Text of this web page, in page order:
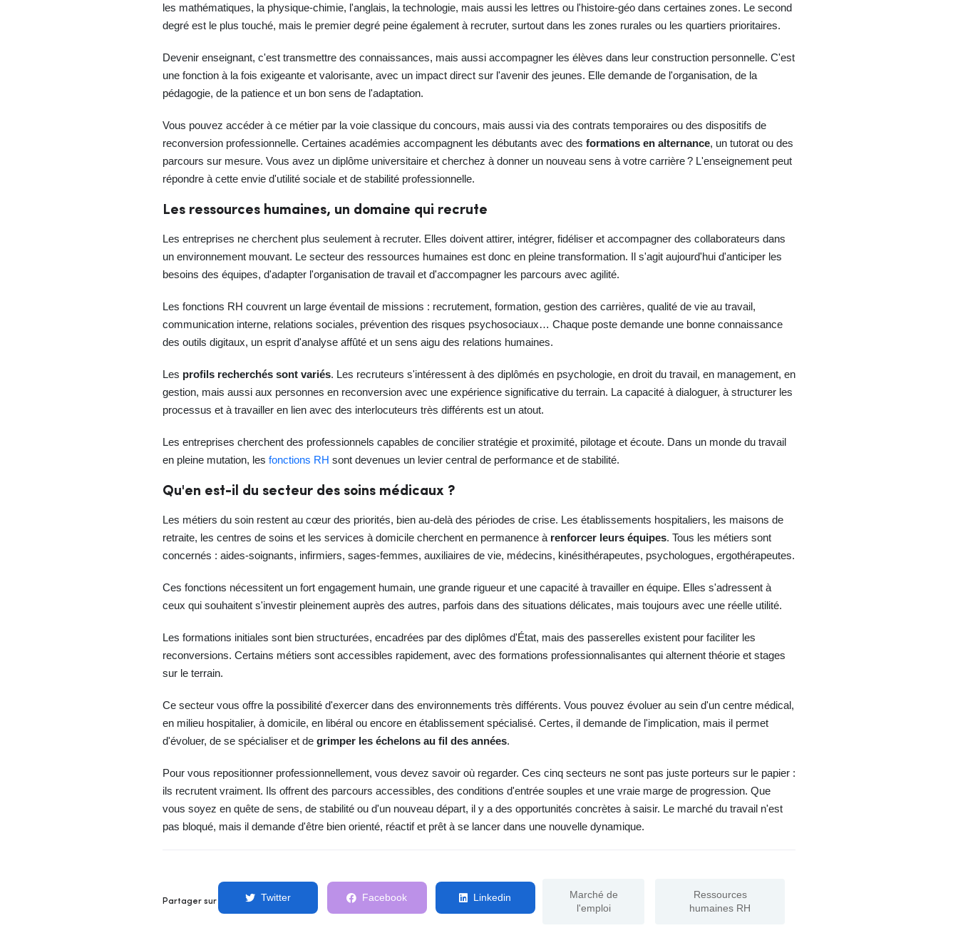
les mathématiques, la physique-chimie, l'anglais, la technologie, mais aussi les lettres ou l'histoire-géo dans certaines zones. Le second
degré est le plus touché, mais le premier degré peine également à recruter, surtout dans les zones rurales ou les quartiers prioritaires.
Devenir enseignant, c'est transmettre des connaissances, mais aussi accompagner les élèves dans leur construction personnelle. C'est
une fonction à la fois exigeante et valorisante, avec un impact direct sur l'avenir des jeunes. Elle demande de l'organisation, de la
pédagogie, de la patience et un bon sens de l'adaptation.
Vous pouvez accéder à ce métier par la voie classique du concours, mais aussi via des contrats temporaires ou des dispositifs de
reconversion professionnelle. Certaines académies accompagnent les débutants avec des formations en alternance, un tutorat ou des
parcours sur mesure. Vous avez un diplôme universitaire et cherchez à donner un nouveau sens à votre carrière ? L'enseignement peut
répondre à cette envie d'utilité sociale et de stabilité professionnelle.
Les ressources humaines, un domaine qui recrute
Les entreprises ne cherchent plus seulement à recruter. Elles doivent attirer, intégrer, fidéliser et accompagner des collaborateurs dans
un environnement mouvant. Le secteur des ressources humaines est donc en pleine transformation. Il s'agit aujourd'hui d'anticiper les
besoins des équipes, d'adapter l'organisation de travail et d'accompagner les parcours avec agilité.
Les fonctions RH couvrent un large éventail de missions : recrutement, formation, gestion des carrières, qualité de vie au travail,
communication interne, relations sociales, prévention des risques psychosociaux… Chaque poste demande une bonne connaissance
des outils digitaux, un esprit d'analyse affûté et un sens aigu des relations humaines.
Les profils recherchés sont variés. Les recruteurs s'intéressent à des diplômés en psychologie, en droit du travail, en management, en
gestion, mais aussi aux personnes en reconversion avec une expérience significative du terrain. La capacité à dialoguer, à structurer les
processus et à travailler en lien avec des interlocuteurs très différents est un atout.
Les entreprises cherchent des professionnels capables de concilier stratégie et proximité, pilotage et écoute. Dans un monde du travail
en pleine mutation, les fonctions RH sont devenues un levier central de performance et de stabilité.
Qu'en est-il du secteur des soins médicaux ?
Les métiers du soin restent au cœur des priorités, bien au-delà des périodes de crise. Les établissements hospitaliers, les maisons de
retraite, les centres de soins et les services à domicile cherchent en permanence à renforcer leurs équipes. Tous les métiers sont
concernés : aides-soignants, infirmiers, sages-femmes, auxiliaires de vie, médecins, kinésithérapeutes, psychologues, ergothérapeutes.
Ces fonctions nécessitent un fort engagement humain, une grande rigueur et une capacité à travailler en équipe. Elles s'adressent à
ceux qui souhaitent s'investir pleinement auprès des autres, parfois dans des situations délicates, mais toujours avec une réelle utilité.
Les formations initiales sont bien structurées, encadrées par des diplômes d'État, mais des passerelles existent pour faciliter les
reconversions. Certains métiers sont accessibles rapidement, avec des formations professionnalisantes qui alternent théorie et stages
sur le terrain.
Ce secteur vous offre la possibilité d'exercer dans des environnements très différents. Vous pouvez évoluer au sein d'un centre médical,
en milieu hospitalier, à domicile, en libéral ou encore en établissement spécialisé. Certes, il demande de l'implication, mais il permet
d'évoluer, de se spécialiser et de grimper les échelons au fil des années.
Pour vous repositionner professionnellement, vous devez savoir où regarder. Ces cinq secteurs ne sont pas juste porteurs sur le papier :
ils recrutent vraiment. Ils offrent des parcours accessibles, des conditions d'entrée souples et une vraie marge de progression. Que
vous soyez en quête de sens, de stabilité ou d'un nouveau départ, il y a des opportunités concrètes à saisir. Le marché du travail n'est
pas bloqué, mais il demande d'être bien orienté, réactif et prêt à se lancer dans une nouvelle dynamique.
Partager sur Twitter Facebook Linkedin
Marché de
l'emploi
Ressources
humaines RH